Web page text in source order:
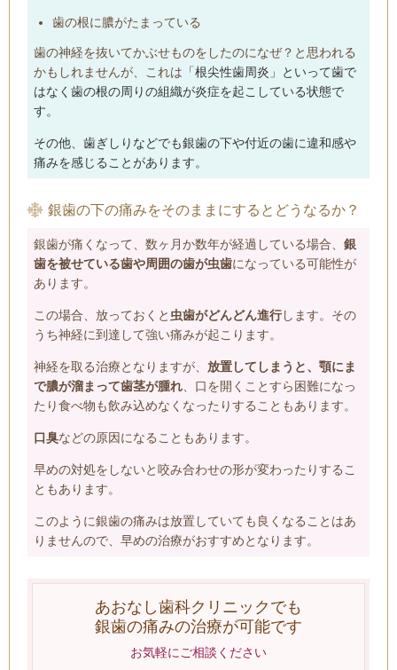
歯の根に膿がたまっている
歯の神経を抜いてかぶせものをしたのになぜ？と思われる
かもしれませんが、これは 「根尖性歯周炎」といって歯で
はなく歯の根の周りの組織が炎症を起こしている状態で
す。
その他、歯ぎしりなどでも銀歯の下や付近の歯に違和感や
痛みを感じることがあります。
銀歯の下の痛みをそのままにするとどうなるか？
銀歯が痛くなって、数ヶ月か数年が経過している場合、 銀
歯を被せている歯や周囲の歯が虫歯になっている可能性が
あります。
この場合、放っておくと 虫歯がどんどん進行します。その
うち神経に到達して強い痛みが起こります。
神経を取る治療となりますが、 放置してしまうと、顎にま
で膿が溜まって歯茎が腫れ、口を開くことすら困難になっ
たり食べ物も飲み込めなくなったりすることもあります。
口臭などの原因になることもあります。
早めの対処をしないと咬み合わせの形が変わったりするこ
ともあります。
このように銀歯の痛みは放置していても良くなることはあ
りませんので、早めの治療がおすすめとなります。
あおなし歯科クリニックでも
銀歯の痛みの治療が可能です
お気軽にご相談ください